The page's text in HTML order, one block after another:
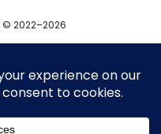
2022–2026
載